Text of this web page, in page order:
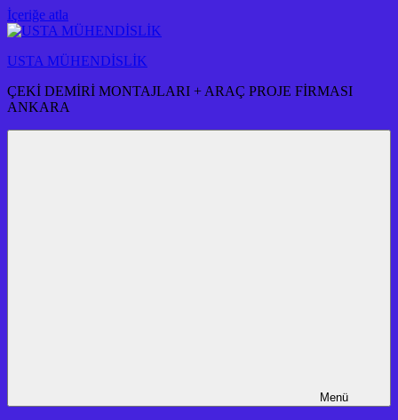
İçeriğe atla
USTA MÜHENDİSLİK
ÇEKİ DEMİRİ MONTAJLARI + ARAÇ PROJE FİRMASI
ANKARA
Menü